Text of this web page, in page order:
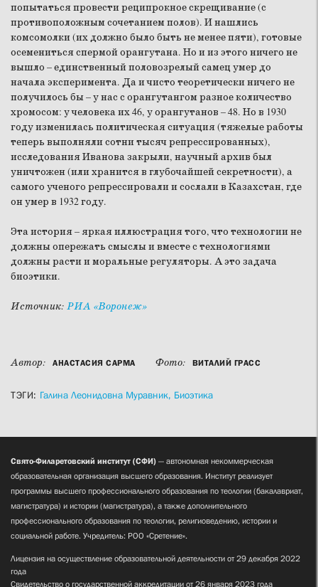
попытаться провести реципрокное скрещивание (с
противоположным сочетанием полов). И нашлись
комсомолки (их должно было быть не менее пяти), готовые
осемениться спермой орангутана. Но и из этого ничего не
вышло – единственный половозрелый самец умер до
начала эксперимента. Да и чисто теоретически ничего не
получилось бы – у нас с орангутангом разное количество
хромосом: у человека их 46, у орангутанов – 48. Но в 1930
году изменилась политическая ситуация (тяжелые работы
теперь выполняли сотни тысяч репрессированных),
исследования Иванова закрыли, научный архив был
уничтожен (или хранится в глубочайшей секретности), а
самого ученого репрессировали и сослали в Казахстан, где
он умер в 1932 году.
Эта история – яркая иллюстрация того, что технологии не
должны опережать смыслы и вместе с технологиями
должны расти и моральные регуляторы. А это задача
биоэтики.
Источник: РИА «Воронеж»
Автор: АНАСТАСИЯ САРМА Фото: ВИТАЛИЙ ГРАСС
ТЭГИ: Галина Леонидовна Муравник, Биоэтика
Свято-Филаретовский институт (СФИ) — автономная некоммерческая
образовательная организация высшего образования. Институт реализует
программы высшего профессионального образования по теологии (бакалавриат,
магистратура) и истории (магистратура), а также дополнительного
профессионального образования по теологии, религиоведению, истории и
социальной работе. Учредитель: РОО «Сретение».
Лицензия на осуществление образовательной деятельности от 29 декабря 2022
года
Свидетельство о государственной аккредитации от 26 января 2023 года